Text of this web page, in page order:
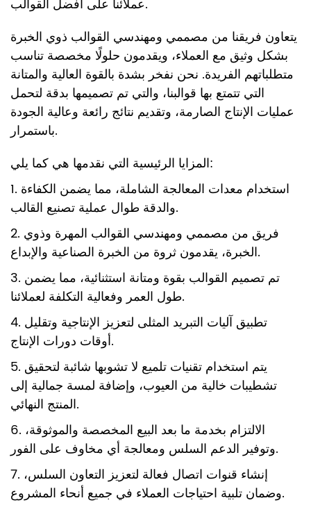
عملائنا على أفضل القوالب.
يتعاون فريقنا من مصممي ومهندسي القوالب ذوي الخبرة
بشكل وثيق مع العملاء، ويقدمون حلولًا مخصصة تناسب
متطلباتهم الفريدة. نحن نفخر بشدة بالقوة العالية والمتانة
التي تتمتع بها قوالبنا، والتي تم تصميمها بدقة لتحمل
عمليات الإنتاج الصارمة، وتقديم نتائج رائعة وعالية الجودة
باستمرار.
المزايا الرئيسية التي نقدمها هي كما يلي:
1. استخدام معدات المعالجة الشاملة، مما يضمن الكفاءة
والدقة طوال عملية تصنيع القالب.
2. فريق من مصممي ومهندسي القوالب المهرة وذوي
الخبرة، يقدمون ثروة من الخبرة الصناعية والإبداع.
3. تم تصميم القوالب بقوة ومتانة استثنائية، مما يضمن
طول العمر وفعالية التكلفة لعملائنا.
4. تطبيق آليات التبريد المثلى لتعزيز الإنتاجية وتقليل
أوقات دورات الإنتاج.
5. يتم استخدام تقنيات تلميع لا تشوبها شائبة لتحقيق
تشطيبات خالية من العيوب، وإضافة لمسة جمالية إلى
المنتج النهائي.
6. الالتزام بخدمة ما بعد البيع المخصصة والموثوقة،
وتوفير الدعم السلس ومعالجة أي مخاوف على الفور.
7. إنشاء قنوات اتصال فعالة لتعزيز التعاون السلس،
وضمان تلبية احتياجات العملاء في جميع أنحاء المشروع.